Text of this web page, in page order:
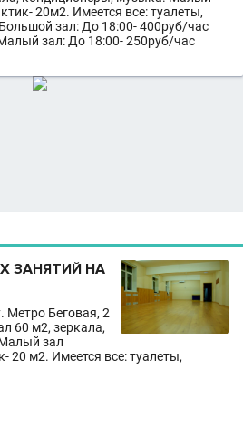
20м2. Имеется все: туалеты,
зал: До 18:00- 400руб/час
зал: До 18:00- 250руб/час
ЗАНЯТИЙ НА
Метро Беговая, 2
60 м2, зеркала,
зал
20 м2. Имеется все: туалеты,